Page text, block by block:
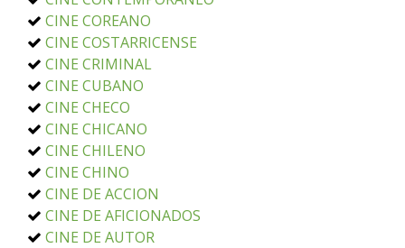
CINE COREANO
CINE COSTARRICENSE
CINE CRIMINAL
CINE CUBANO
CINE CHECO
CINE CHICANO
CINE CHILENO
CINE CHINO
CINE DE ACCION
CINE DE AFICIONADOS
CINE DE AUTOR